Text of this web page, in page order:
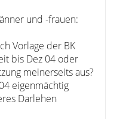
und -frauen:
Vorlage der BK
bis Dez 04 oder
meinerseits aus?
eigenmächtig
Darlehen